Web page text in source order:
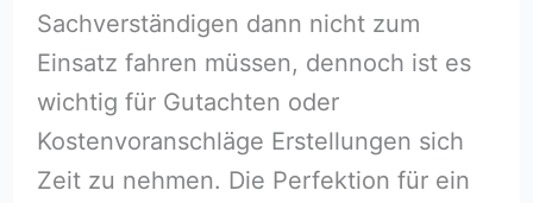
Sachverständigen dann nicht zum
Einsatz fahren müssen, dennoch ist es
wichtig für Gutachten oder
Kostenvoranschläge Erstellungen sich
Zeit zu nehmen. Die Perfektion für ein